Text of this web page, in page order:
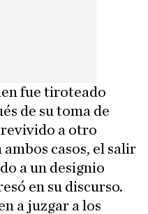
fue tiroteado
de su toma de
a otro
casos, el salir
a un designio
en su discurso.
a juzgar a los